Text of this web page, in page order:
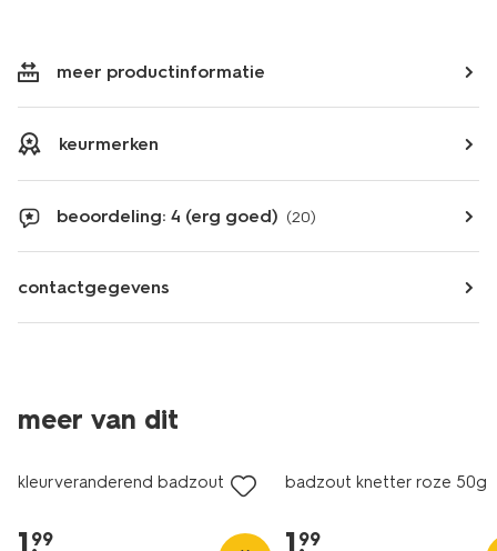
meer productinformatie
keurmerken
beoordeling: 4 (erg goed) (20)
contactgegevens
meer van dit
2+1 gratis
kleurveranderend badzout 50g
1.
99
badzout knetter roze 50g
1.
99